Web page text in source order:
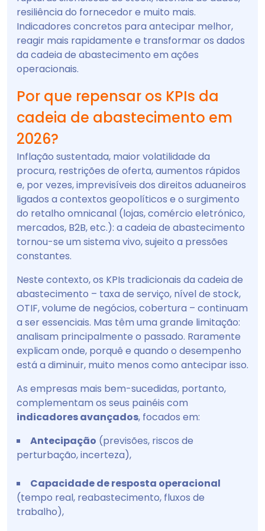
resiliência do fornecedor e muito mais.
Indicadores concretos para antecipar melhor,
reagir mais rapidamente e transformar os dados
da cadeia de abastecimento em ações
operacionais.
Por que repensar os KPIs da
cadeia de abastecimento em
2026?
Inflação sustentada, maior volatilidade da
procura, restrições de oferta, aumentos rápidos
e, por vezes, imprevisíveis dos direitos aduaneiros
ligados a contextos geopolíticos e o surgimento
do retalho omnicanal (lojas, comércio eletrónico,
mercados, B2B, etc.): a cadeia de abastecimento
tornou-se um sistema vivo, sujeito a pressões
constantes.
Neste contexto, os KPIs tradicionais da cadeia de
abastecimento – taxa de serviço, nível de stock,
OTIF, volume de negócios, cobertura – continuam
a ser essenciais. Mas têm uma grande limitação:
analisam principalmente o passado. Raramente
explicam onde, porquê e quando o desempenho
está a diminuir, muito menos como antecipar isso.
As empresas mais bem-sucedidas, portanto,
complementam os seus painéis com
indicadores avançados, focados em:
Antecipação (previsões, riscos de
perturbação, incerteza),
Capacidade de resposta operacional
(tempo real, reabastecimento, fluxos de
trabalho),